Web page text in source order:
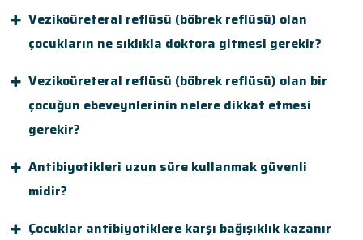
Vezikoüreteral reflüsü (böbrek reflüsü) olan
çocukların ne sıklıkla doktora gitmesi gerekir?
Vezikoüreteral reflüsü (böbrek reflüsü) olan bir
çocuğun ebeveynlerinin nelere dikkat etmesi
gerekir?
Antibiyotikleri uzun süre kullanmak güvenli
midir?
Çocuklar antibiyotiklere karşı bağışıklık kazanır